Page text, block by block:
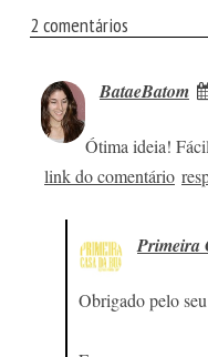
2 comentários
BataeBatom
Ótima ideia!
link do comentário
Primeira
Obrigado pelo